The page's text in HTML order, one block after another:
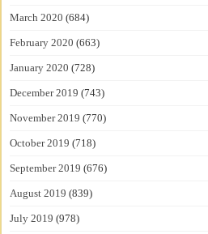
March 2020 (684)
February 2020 (663)
January 2020 (728)
December 2019 (743)
November 2019 (770)
October 2019 (718)
September 2019 (676)
August 2019 (839)
July 2019 (978)